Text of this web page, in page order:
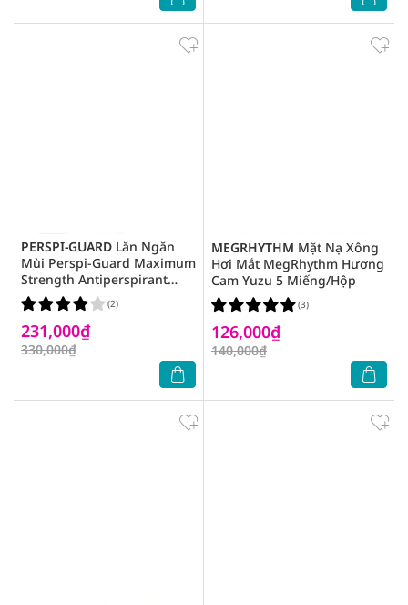
PERSPI-GUARD Lăn Ngăn
Mùi Perspi-Guard Maximum
Strength Antiperspirant
Roll-On Khử Mồ Hôi Vượt
Trội 30ml
231,000₫
330,000₫
(2)
MEGRHYTHM Mặt Nạ Xông
Hơi Mắt MegRhythm Hương
Cam Yuzu 5 Miếng/Hộp
126,000₫
140,000₫
(3)